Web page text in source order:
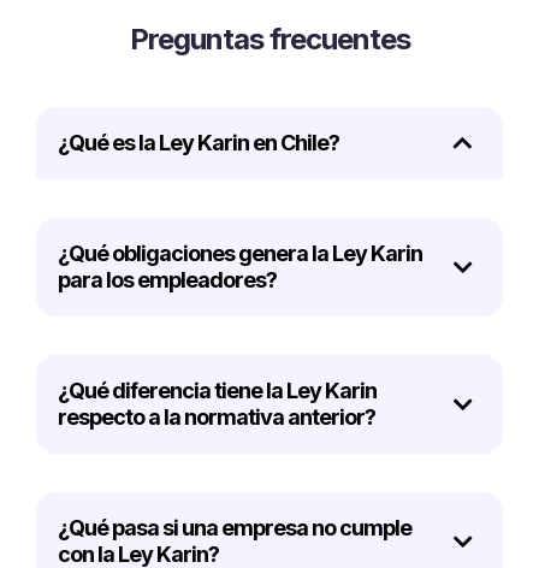
Preguntas frecuentes
¿Qué es la Ley Karin en Chile?
¿Qué obligaciones genera la Ley Karin
para los empleadores?
¿Qué diferencia tiene la Ley Karin
respecto a la normativa anterior?
¿Qué pasa si una empresa no cumple
con la Ley Karin?